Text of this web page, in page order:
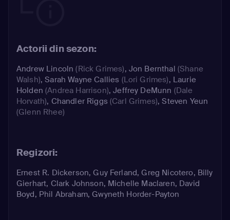
Actorii din sezon:
Andrew Lincoln (Rick Grimes), Jon Bernthal (Shane
Walsh),Sarah Wayne Callies (Lori Grimes), Laurie
Holden (Andrea Harrison),Jeffrey DeMunn (Dale
Horvath), Chandler Riggs (Carl Grimes),Steven Yeun
(Glenn Rhee)
Regizori:
Ernest R. Dickerson, Guy Ferland, Greg Nicotero, Billy
Gierhart, Clark Johnson, Michelle Maclaren, David
Boyd, Phil Abraham, Gwyneth Horder-Payton